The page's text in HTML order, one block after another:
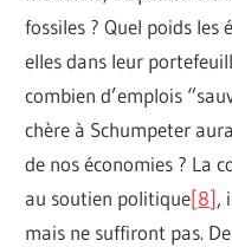
fossiles ? Quel poids les
elles dans leur
combien d’emplois
chère à Schumpeter
de nos économies ? La
au soutien politique[8],
mais ne suffiront pas.